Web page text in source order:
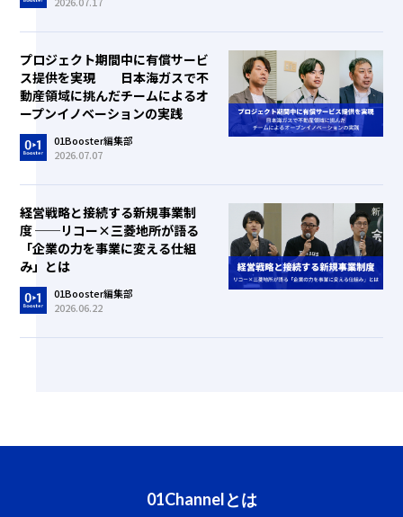
プロジェクト期間中に有償サービ
ス提供を実現 日本海ガスで不
動産領域に挑んだチームによるオ
ープンイノベーションの実践
01Booster編集部
2026.07.07
経営戦略と接続する新規事業制
度 ──リコー×三菱地所が語る
「企業の力を事業に変える仕組
み」とは
01Booster編集部
2026.06.22
01Channelとは